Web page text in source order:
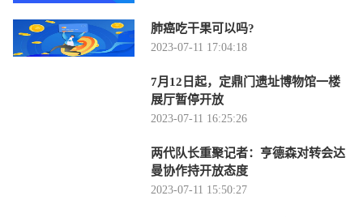
肺癌吃干果可以吗?
2023-07-11 17:04:18
7月12日起，定鼎门遗址博物馆一楼
展厅暂停开放
2023-07-11 16:25:26
两代队长重聚记者：亨德森对转会达
曼协作持开放态度
2023-07-11 15:50:27